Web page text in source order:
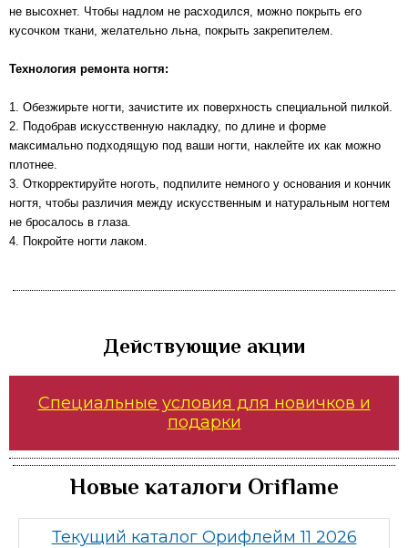
не высохнет. Чтобы надлом не расходился, можно покрыть его
кусочком ткани, желательно льна, покрыть закрепителем.
Технология ремонта ногтя:
1. Обезжирьте ногти, зачистите их поверхность специальной пилкой.
2. Подобрав искусственную накладку, по длине и форме
максимально подходящую под ваши ногти, наклейте их как можно
плотнее.
3. Откорректируйте ноготь, подпилите немного у основания и кончик
ногтя, чтобы различия между искусственным и натуральным ногтем
не бросалось в глаза.
4. Покройте ногти лаком.
Действующие акции
Специальные условия для новичков и
подарки
Новые каталоги Oriflame
Текущий каталог Орифлейм 11 2026